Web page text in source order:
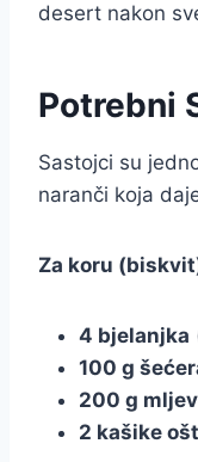
desert nakon
Potrebni
Sastojci su
naranči koja
Za koru
4 bjelanjka
100 g
200 g
2 kašike